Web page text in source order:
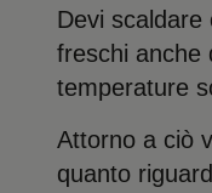
Devi scaldare
freschi anche
temperature
Attorno a ciò
quanto